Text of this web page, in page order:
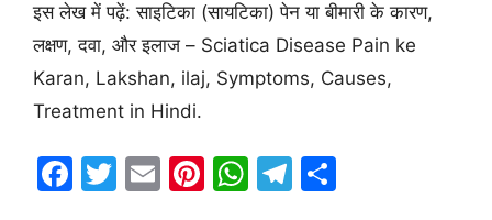
इस लेख में पढ़ें: साइटिका (सायटिका) पेन या बीमारी के कारण,
लक्षण, दवा, और इलाज – Sciatica Disease Pain ke
Karan, Lakshan, ilaj, Symptoms, Causes,
Treatment in Hindi.
F
T
E
Pi W T